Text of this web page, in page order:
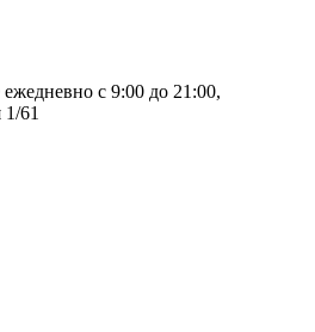
ежедневно с 9:00 до 21:00,
61